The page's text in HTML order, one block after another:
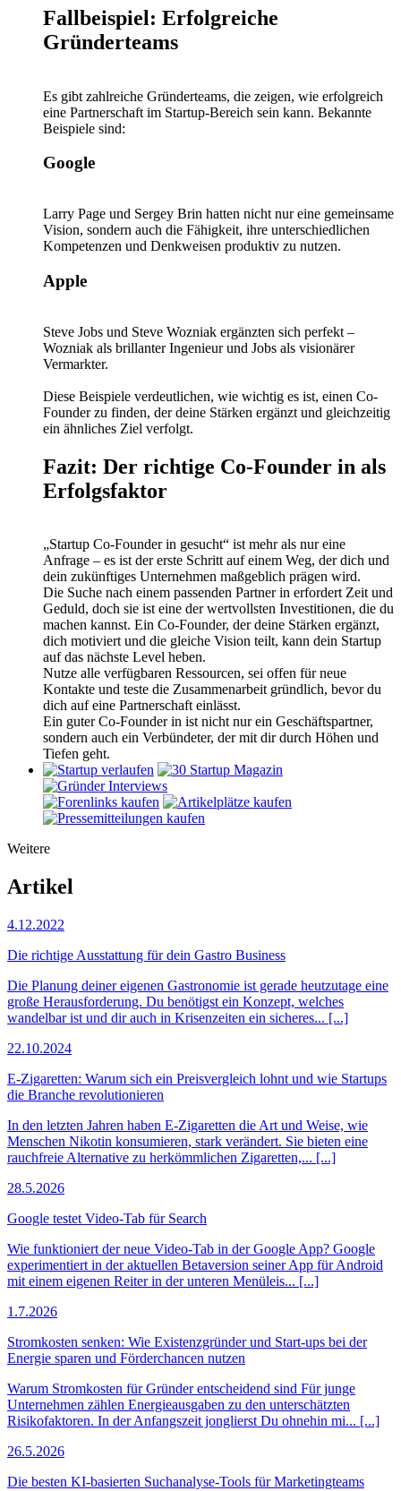
Fallbeispiel: Erfolgreiche
Gründerteams
Es gibt zahlreiche Gründerteams, die zeigen, wie erfolgreich
eine Partnerschaft im Startup-Bereich sein kann. Bekannte
Beispiele sind:
Google
Larry Page und Sergey Brin hatten nicht nur eine gemeinsame
Vision, sondern auch die Fähigkeit, ihre unterschiedlichen
Kompetenzen und Denkweisen produktiv zu nutzen.
Apple
Steve Jobs und Steve Wozniak ergänzten sich perfekt –
Wozniak als brillanter Ingenieur und Jobs als visionärer
Vermarkter.
Diese Beispiele verdeutlichen, wie wichtig es ist, einen Co-
Founder zu finden, der deine Stärken ergänzt und gleichzeitig
ein ähnliches Ziel verfolgt.
Fazit: Der richtige Co-Founder in als
Erfolgsfaktor
„Startup Co-Founder in gesucht“ ist mehr als nur eine
Anfrage – es ist der erste Schritt auf einem Weg, der dich und
dein zukünftiges Unternehmen maßgeblich prägen wird.
Die Suche nach einem passenden Partner in erfordert Zeit und
Geduld, doch sie ist eine der wertvollsten Investitionen, die du
machen kannst. Ein Co-Founder, der deine Stärken ergänzt,
dich motiviert und die gleiche Vision teilt, kann dein Startup
auf das nächste Level heben.
Nutze alle verfügbaren Ressourcen, sei offen für neue
Kontakte und teste die Zusammenarbeit gründlich, bevor du
dich auf eine Partnerschaft einlässt.
Ein guter Co-Founder in ist nicht nur ein Geschäftspartner,
sondern auch ein Verbündeter, der mit dir durch Höhen und
Tiefen geht.
Weitere
Artikel
4.12.2022
Die richtige Ausstattung für dein Gastro Business
Die Planung deiner eigenen Gastronomie ist gerade heutzutage eine
große Herausforderung. Du benötigst ein Konzept, welches
wandelbar ist und dir auch in Krisenzeiten ein sicheres... [...]
22.10.2024
E-Zigaretten: Warum sich ein Preisvergleich lohnt und wie Startups
die Branche revolutionieren
In den letzten Jahren haben E-Zigaretten die Art und Weise, wie
Menschen Nikotin konsumieren, stark verändert. Sie bieten eine
rauchfreie Alternative zu herkömmlichen Zigaretten,... [...]
28.5.2026
Google testet Video-Tab für Search
Wie funktioniert der neue Video-Tab in der Google App? Google
experimentiert in der aktuellen Betaversion seiner App für Android
mit einem eigenen Reiter in der unteren Menüleis... [...]
1.7.2026
Stromkosten senken: Wie Existenzgründer und Start-ups bei der
Energie sparen und Förderchancen nutzen
Warum Stromkosten für Gründer entscheidend sind Für junge
Unternehmen zählen Energieausgaben zu den unterschätzten
Risikofaktoren. In der Anfangszeit jonglierst Du ohnehin mi... [...]
26.5.2026
Die besten KI-basierten Suchanalyse-Tools für Marketingteams